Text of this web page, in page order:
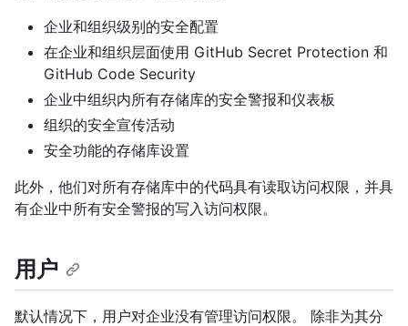
企业和组织级别的安全配置
在企业和组织层面使用 GitHub Secret Protection 和
GitHub Code Security
企业中组织内所有存储库的安全警报和仪表板
组织的安全宣传活动
安全功能的存储库设置
此外，他们对所有存储库中的代码具有读取访问权限，并具
有企业中所有安全警报的写入访问权限。
用户
默认情况下，用户对企业没有管理访问权限。 除非为其分